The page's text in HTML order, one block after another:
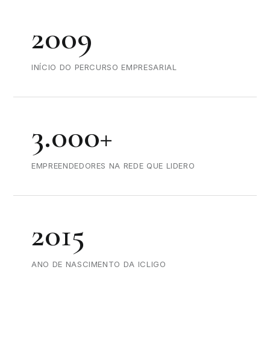
2009
INÍCIO DO PERCURSO EMPRESARIAL
3.000+
EMPREENDEDORES NA REDE QUE LIDERO
2015
ANO DE NASCIMENTO DA ICLIGO